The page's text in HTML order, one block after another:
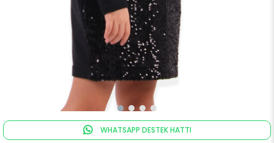
WHATSAPP DESTEK HATTI